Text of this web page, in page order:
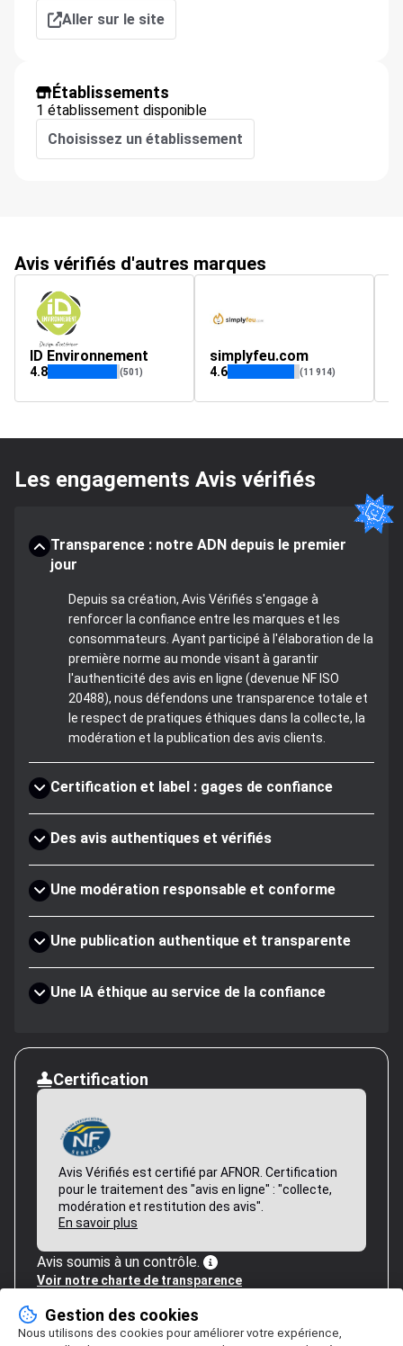
Aller sur le site
Établissements
1 établissement disponible
Choisissez un établissement
Avis vérifiés d'autres marques
ID Environnement
4.8 (501)
simplyfeu.com
4.6 (11 914)
Les engagements Avis vérifiés
Transparence : notre ADN depuis le premier
jour
Depuis sa création, Avis Vérifiés s'engage à
renforcer la confiance entre les marques et les
consommateurs. Ayant participé à l'élaboration de la
première norme au monde visant à garantir
l'authenticité des avis en ligne (devenue NF ISO
20488), nous défendons une transparence totale et
le respect de pratiques éthiques dans la collecte, la
modération et la publication des avis clients.
Certification et label : gages de confiance
Des avis authentiques et vérifiés
Une modération responsable et conforme
Une publication authentique et transparente
Une IA éthique au service de la confiance
Certification
Avis Vérifiés est certifié par AFNOR. Certification
pour le traitement des "avis en ligne" : "collecte,
modération et restitution des avis".
En savoir plus
Avis soumis à un contrôle.
Voir notre charte de transparence
Gestion des cookies
Nous utilisons des cookies pour améliorer votre expérience,